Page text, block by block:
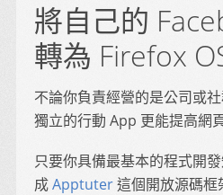
將自己的
轉為 Firefox
不論你負責經營的是公司或
獨立的行動 App 更能提高網
只要你具備最基本的程式開
成Apptuter這個開放源碼框